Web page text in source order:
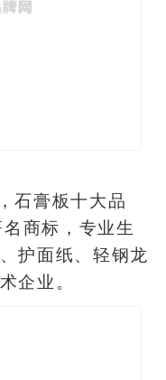
石膏板十大品
商标，专业生
护面纸、轻钢龙
企业。